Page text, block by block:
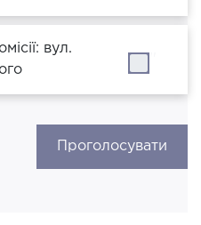
вул.
Проголосувати